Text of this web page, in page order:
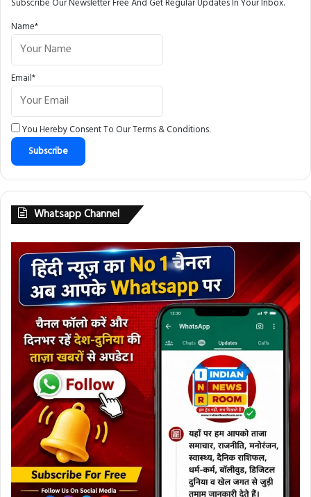
Subscribe Our Newsletter Free And Get Regular Updates In Your Inbox.
Name*
Email*
You Hereby Consent To OurTerms & Conditions.
Whatsapp Channel